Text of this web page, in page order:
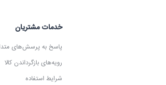
خدمات مشتریان
پاسخ به پرسش‌های
رویه‌های بازگرداندن کالا
شرایط استفاده